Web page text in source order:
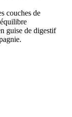
couches de
guise de digestif